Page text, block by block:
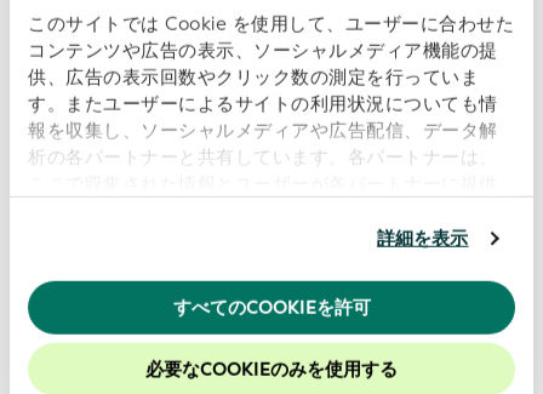
このサイトでは Cookie を使用して、ユーザーに合わせた
コンテンツや広告の表示、ソーシャルメディア機能の提
供、広告の表示回数やクリック数の測定を行っていま
す。またユーザーによるサイトの利用状況についても情
報を収集し、ソーシャルメディアや広告配信、データ解
析の各パートナーと共有しています。各パートナーは、
用したときに収集した他の情報を組み合わせて使用する
ッキーに同意したことになります。
当社のウェブサイトでのエクスペリエンスを向上させる
ために、Cookieを有効にしておくことをお勧めします。
詳細を表示
すべてのCOOKIEを許可
必要なCOOKIEのみを使用する
LEIのイニシアティブへの参加によって、銀行はどのよ
うな戦略的なメリットを実現できますか？収入、機会、
市場シェアの拡大にどのように寄与しますか？
参加銀行は、国際金融界におけるリスクに対する認識に
もメリットがあり、最終的には貿易、それぞれの取引に
関連する能力の拡大、市場シェアの上昇にもつながりま
す。また、その顧客に対して、世界的に認められたビジ
ネスIDを提供することにより、競争力が高まり、SMEと
す。
こうした競争力に取引能力の強化が伴えば、市場シェア
と収入の両方が大幅に伸びて、もちろん適切な商業、マ